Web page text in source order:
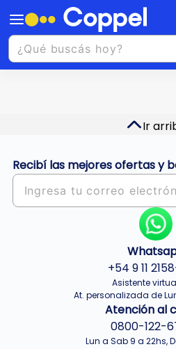
Ir
Recibí las mejores ofertas y
+54 9 11
Asistente
At. personalizada de
Atención al
0800-122-
Lun a Sab 9 a 22hs,